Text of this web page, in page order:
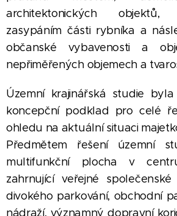
architektonických
zasypáním části rybníka a
občanské vybavenosti a
nepřiměřených objemech a
Územní krajinářská studie
koncepční podklad pro celé
ohledu na aktuální situaci
Předmětem řešení územní
multifunkční plocha v
zahrnující veřejné
divokého parkování, obchodní
nádraží, významný dopravní